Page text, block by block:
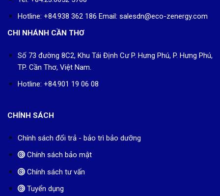
Hotline: +84.938 362 186 Email: salesdn@eco-zenergy.com
CHI NHÁNH CẦN THƠ
Số 73 đường 8C2, Khu Tái Định Cư P. Hưng Phú, P. Hưng Phú,
TP. Cần Thơ, Việt Nam.
Hotline: +84.901 19 06 08
CHÍNH SÁCH
Chính sách đổi trả - bảo trì bảo dưỡng
Chính sách bảo mật
Chính sách tư vấn
Tuyển dụng